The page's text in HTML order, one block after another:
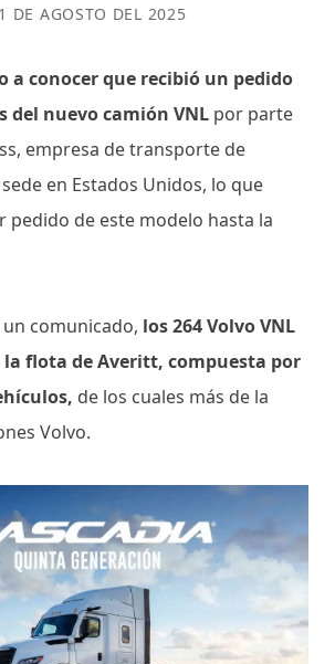
DE AGOSTO DEL 2025
a conocer que recibió un pedido
del nuevo camión VNL por parte
empresa de transporte de
en Estados Unidos, lo que
pedido de este modelo hasta la
comunicado, los 264 Volvo VNL
la flota de Averitt, compuesta por
de los cuales más de la
Volvo.